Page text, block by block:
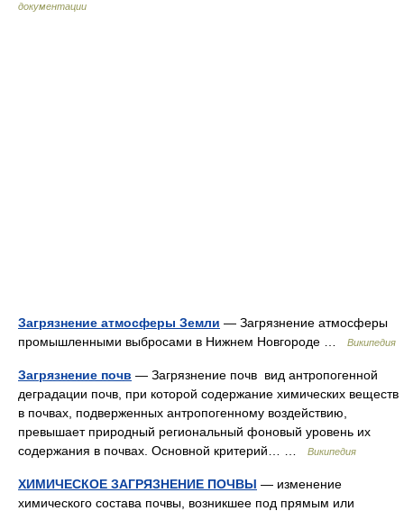
документации
Загрязнение атмосферы Земли — Загрязнение атмосферы
промышленными выбросами в Нижнем Новгороде …
Википедия
Загрязнение почв — Загрязнение почв вид антропогенной
деградации почв, при которой содержание химических веществ
в почвах, подверженных антропогенному воздействию,
превышает природный региональный фоновый уровень их
содержания в почвах. Основной критерий… …
Википедия
ХИМИЧЕСКОЕ ЗАГРЯЗНЕНИЕ ПОЧВЫ — изменение
химического состава почвы, возникшее под прямым или